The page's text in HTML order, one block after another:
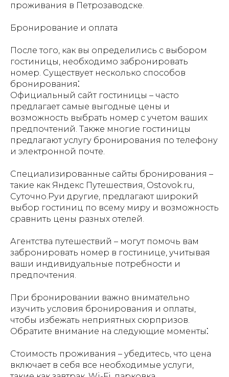
проживания в Петрозаводске.
Бронирование и оплата
После того, как вы определились с выбором
гостиницы, необходимо забронировать
номер. Существует несколько способов
бронирования⁚
Официальный сайт гостиницы – часто
предлагает самые выгодные цены и
возможность выбрать номер с учетом ваших
предпочтений. Также многие гостиницы
предлагают услугу бронирования по телефону
и электронной почте.
Специализированные сайты бронирования –
такие как Яндекс Путешествия, Ostovok.ru,
Суточно.Руи другие, предлагают широкий
выбор гостиниц по всему миру и возможность
сравнить цены разных отелей.
Агентства путешествий – могут помочь вам
забронировать номер в гостинице, учитывая
ваши индивидуальные потребности и
предпочтения.
При бронировании важно внимательно
изучить условия бронирования и оплаты,
чтобы избежать неприятных сюрпризов.
Обратите внимание на следующие моменты⁚
Стоимость проживания – убедитесь, что цена
включает в себя все необходимые услуги,